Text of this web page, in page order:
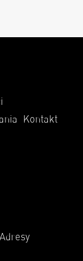
Kontakt
Adresy